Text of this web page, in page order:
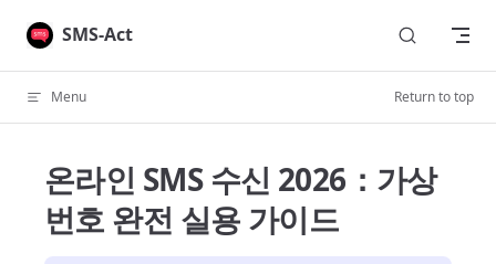
Skip to content
SMS-Act
Menu Return to top
온라인 SMS 수신 2026：가상
번호 완전 실용 가이드